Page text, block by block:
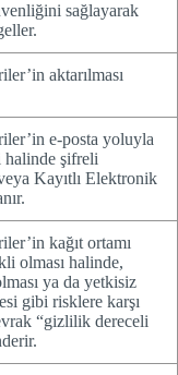
sağlayarak
aktarılması
e-posta yoluyla
halinde şifreli
Kayıtlı Elektronik
kağıt ortamı
olması halinde,
ya da yetkisiz
gibi risklere karşı
“gizlilik dereceli